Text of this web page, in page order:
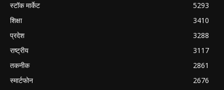
स्टॉक मार्केट
5293
शिक्षा
3410
प्रदेश
3288
राष्ट्रीय
3117
तकनीक
2861
स्मार्टफोन
2676